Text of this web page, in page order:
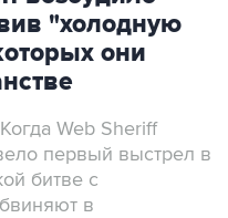
"холодную
они
Web Sheriff
первый выстрел в
битве с
в